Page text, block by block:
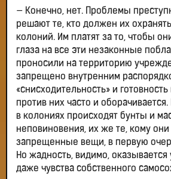
— Конечно, нет. Проблемы
решают те, кто должен их
колоний. Им платят за то, чтобы
глаза на все эти незаконные
проносили на территорию
запрещено внутренним
«снисходительность» и готовность
против них часто и
в колониях происходят бунты и
неповиновения, их же те, кому они
запрещенные вещи, в первую
Но жадность, видимо, оказывается
даже чувства собственного